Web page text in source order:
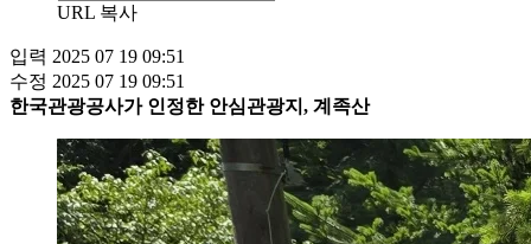
URL 복사
입력 2025 07 19 09:51
수정 2025 07 19 09:51
한국관광공사가 인정한 안심관광지, 계족산